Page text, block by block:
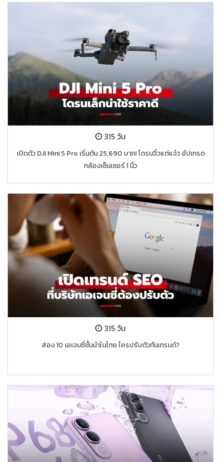
315 วัน
เปิดตัว DJI Mini 5 Pro เริ่มต้น 25,690 บาท! โดรนจิ๋วแต่แจ๋ว อัปเกรด
กล้องเซ็นเซอร์ 1 นิ้ว
315 วัน
ส่อง 10 เอเจนซี่ชั้นนำในไทย ใครปรับตัวทันเทรนด์?